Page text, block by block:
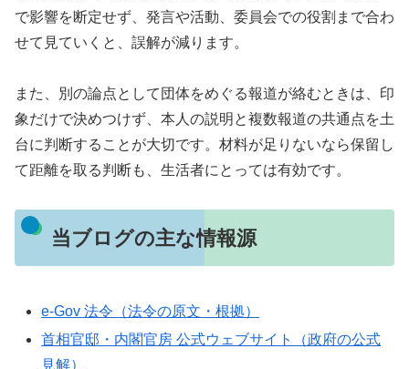
で影響を断定せず、発言や活動、委員会での役割まで合わ
せて見ていくと、誤解が減ります。
また、別の論点として団体をめぐる報道が絡むときは、印
象だけで決めつけず、本人の説明と複数報道の共通点を土
台に判断することが大切です。材料が足りないなら保留し
て距離を取る判断も、生活者にとっては有効です。
当ブログの主な情報源
e-Gov 法令（法令の原文・根拠）
首相官邸・内閣官房 公式ウェブサイト（政府の公式
見解）